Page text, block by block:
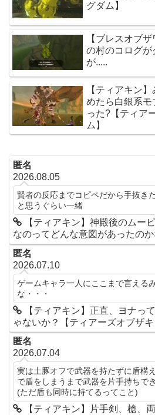
グダム】
【ブレスオブ
の村のコログ
が.....
【ティアキン
めたら白銀系
った?【ティア
ム】
匿名
2026.08.05
賢者の反応までコピペだから手抜き
と思うぐらい一緒
【ティアキン】神殿後のムー
なのってどんな意図があったの
匿名
2026.07.10
ゲームキャラ一人にここまで言える
な・・・
【ティアキン】正直、ヨナっ
ゃないか？【ティアーズオブザキ
匿名
2026.07.04
実は土豚オフで武器を持たずに盾構
で盾をしまうまで武器を片手持ちで
(ただ盾も同時に持てるってこと)
【ティアキン】片手剣、槍、